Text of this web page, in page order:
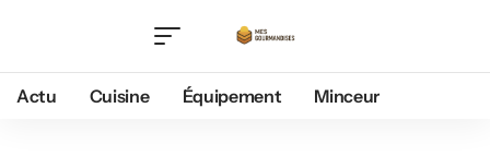
Actu Cuisine Équipement Minceur